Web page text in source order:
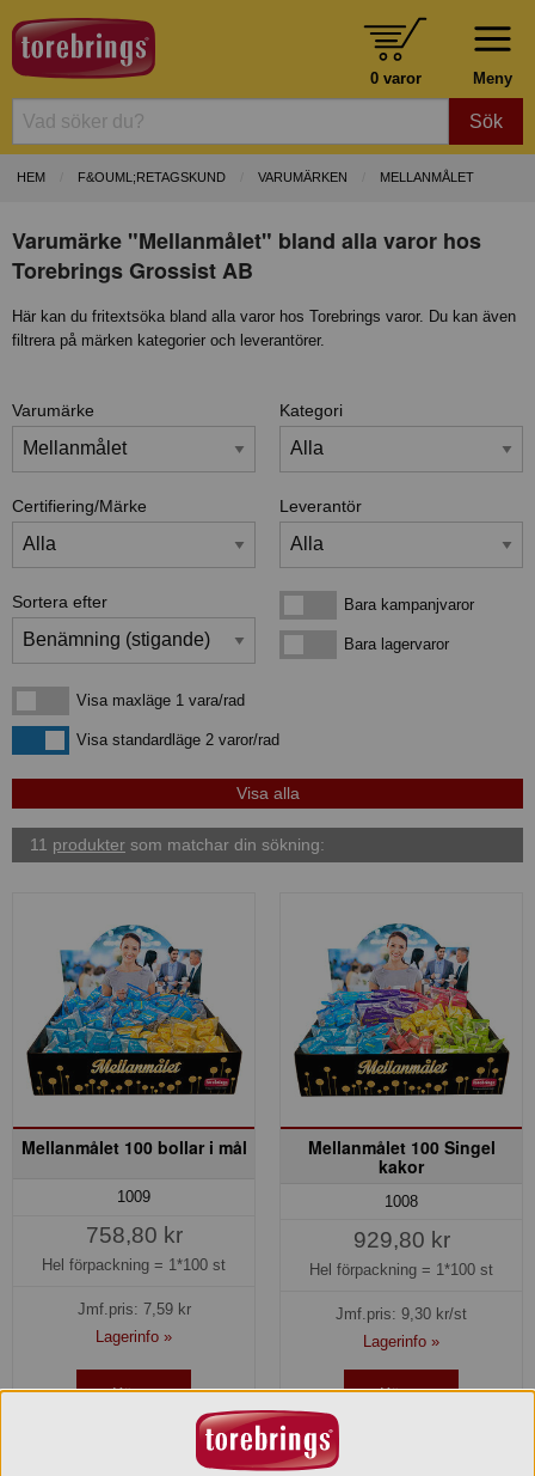
Meny
0 varor
Sök
HEM F&OUML;RETAGSKUND VARUMÄRKEN MELLANMÅLET
Varumärke "Mellanmålet" bland alla varor hos
Torebrings Grossist AB
Här kan du fritextsöka bland alla varor hos Torebrings varor. Du kan även
filtrera på märken kategorier och leverantörer.
Varumärke Kategori
Certifiering/Märke Leverantör
Sortera efter Bara kampanjvarorBara kampanjvaror
Bara lagervarorBara lagervaror
Visa maxläge 1 vara/rad
Visa maxläge 1 vara/rad
Visa standardlägeVisa standardläge 2 varor/rad
11 produkter som matchar din sökning:
Mellanmålet 100 bollar i mål
1009
758,80 kr
Hel förpackning = 1*100 st
Jmf.pris: 7,59kr
Lagerinfo »
Köp »
Mellanmålet 100 Singel
kakor
1008
929,80 kr
Hel förpackning = 1*100 st
Jmf.pris: 9,30 kr/st
Lagerinfo »
Köp »